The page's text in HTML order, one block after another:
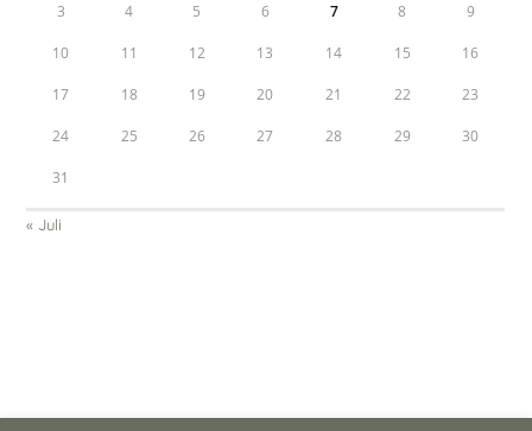
3 4 5 6 7 8 9
10 11 12 13 14 15 16
17 18 19 20 21 22 23
24 25 26 27 28 29 30
31
« Juli